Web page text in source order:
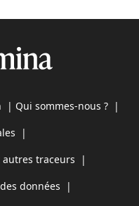
| Qui sommes-nous ? |
|
autres traceurs |
données |